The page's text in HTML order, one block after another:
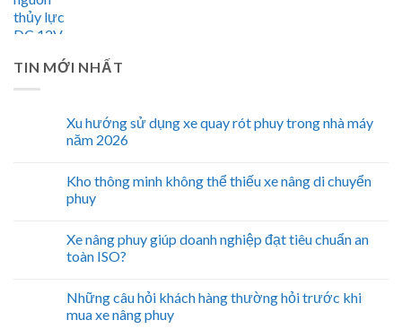
TIN MỚI NHẤT
Xu hướng sử dụng xe quay rót phuy trong nhà máy
năm 2026
Kho thông minh không thể thiếu xe nâng di chuyển
phuy
Xe nâng phuy giúp doanh nghiệp đạt tiêu chuẩn an
toàn ISO?
Những câu hỏi khách hàng thường hỏi trước khi
mua xe nâng phuy